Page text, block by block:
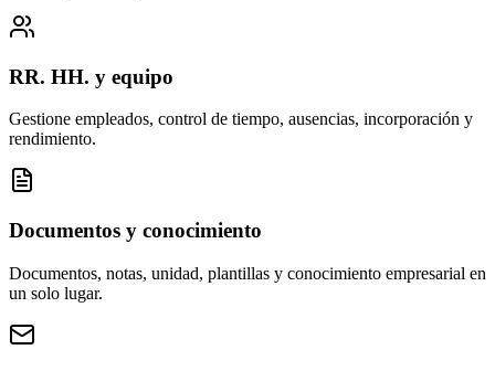
RR. HH. y equipo
Gestione empleados, control de tiempo, ausencias, incorporación y
rendimiento.
Documentos y conocimiento
Documentos, notas, unidad, plantillas y conocimiento empresarial en
un solo lugar.